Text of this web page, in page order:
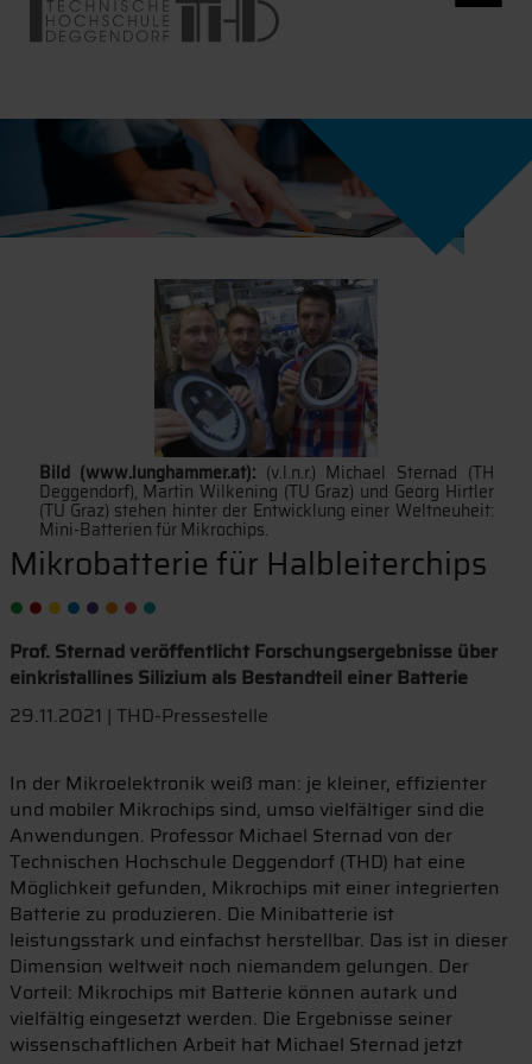
Bild (www.lunghammer.at): (v.l.n.r.) Michael Sternad (TH
Deggendorf), Martin Wilkening (TU Graz) und Georg Hirtler
(TU Graz) stehen hinter der Entwicklung einer Weltneuheit:
Mini-Batterien für Mikrochips.
Mikrobatterie für Halbleiterchips
Prof. Sternad veröffentlicht Forschungsergebnisse über
einkristallines Silizium als Bestandteil einer Batterie
29.11.2021 | THD-Pressestelle
In der Mikroelektronik weiß man: je kleiner, effizienter
und mobiler Mikrochips sind, umso vielfältiger sind die
Anwendungen. Professor Michael Sternad von der
Technischen Hochschule Deggendorf (THD) hat eine
Möglichkeit gefunden, Mikrochips mit einer integrierten
Batterie zu produzieren. Die Minibatterie ist
leistungsstark und einfachst herstellbar. Das ist in dieser
Dimension weltweit noch niemandem gelungen. Der
Vorteil: Mikrochips mit Batterie können autark und
vielfältig eingesetzt werden. Die Ergebnisse seiner
wissenschaftlichen Arbeit hat Michael Sternad jetzt